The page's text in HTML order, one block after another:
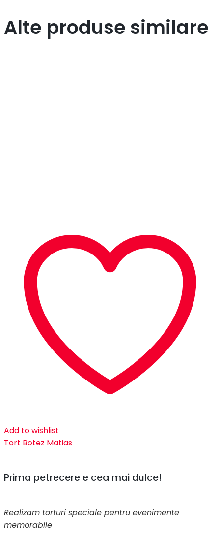
Alte produse similare
Add to wishlist
Tort Botez Matias
Prima petrecere e cea mai dulce!
Realizam torturi speciale pentru evenimente
memorabile